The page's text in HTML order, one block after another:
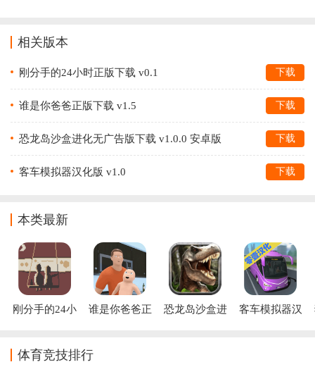
相关版本
刚分手的24小时正版下载 v0.1 下载
谁是你爸爸正版下载 v1.5 下载
恐龙岛沙盒进化无广告版下载 v1.0.0 安卓版 下载
客车模拟器汉化版 v1.0 下载
本类最新
刚分手的24小
谁是你爸爸正
恐龙岛沙盒进
客车模拟器汉
体育竞技排行